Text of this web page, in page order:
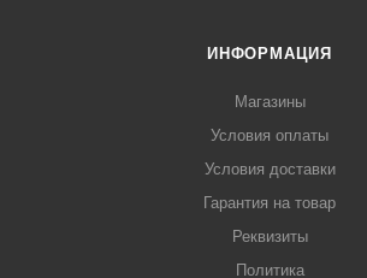
ИНФОРМАЦИЯ
Магазины
Условия оплаты
Условия доставки
Гарантия на товар
Реквизиты
Политика